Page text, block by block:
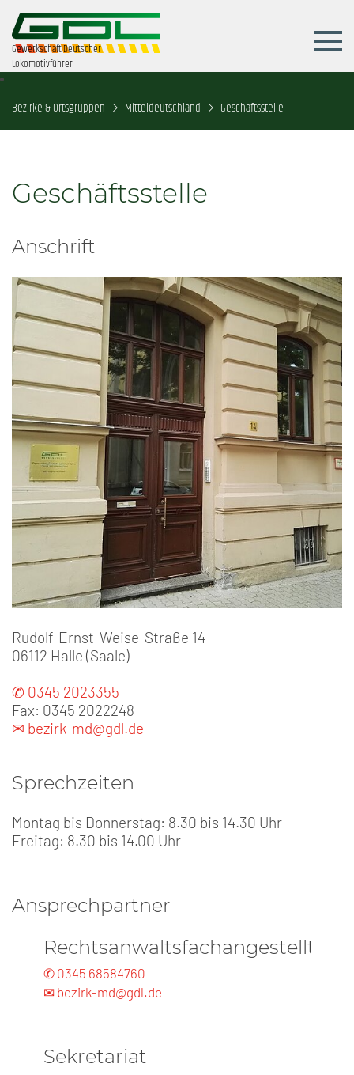
Gewerkschaft Deutscher
Lokomotivführer
Bezirke & Ortsgruppen Mitteldeutschland Geschäftsstelle
Geschäftsstelle
Anschrift
Rudolf-Ernst-Weise-Straße 14
06112 Halle (Saale)
✆ 0345 2023355
Fax: 0345 2022248
✉ bezirk-md@gdl.de
Sprechzeiten
Montag bis Donnerstag: 8.30 bis 14.30 Uhr
Freitag: 8.30 bis 14.00 Uhr
Ansprechpartner
Rechtsanwaltsfachangestellte
✆ 0345 68584760
✉ bezirk-md@gdl.de
Sekretariat